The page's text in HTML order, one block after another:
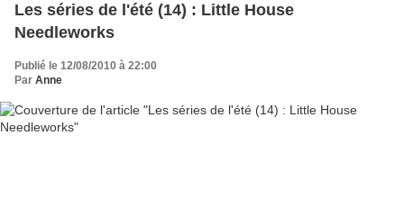
Les séries de l'été (14) : Little House
Needleworks
Publié le 12/08/2010 à 22:00
Par Anne